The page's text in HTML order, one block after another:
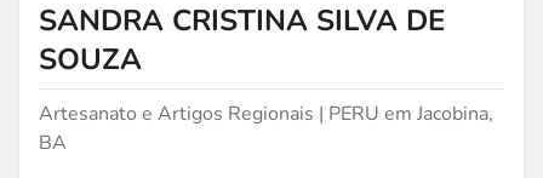
SANDRA CRISTINA SILVA DE
SOUZA
Artesanato e Artigos Regionais | PERU em Jacobina,
BA